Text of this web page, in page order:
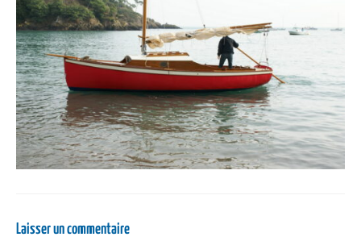
Laisser un commentaire